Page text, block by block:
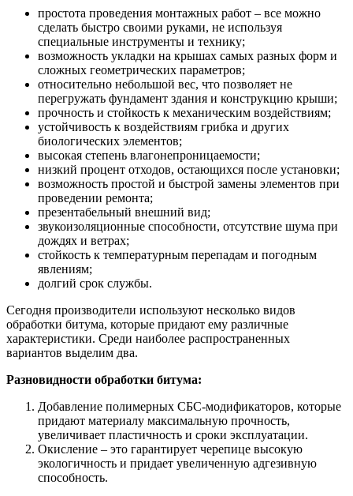
простота проведения монтажных работ – все можно
сделать быстро своими руками, не используя
специальные инструменты и технику;
возможность укладки на крышах самых разных форм и
сложных геометрических параметров;
относительно небольшой вес, что позволяет не
перегружать фундамент здания и конструкцию крыши;
прочность и стойкость к механическим воздействиям;
устойчивость к воздействиям грибка и других
биологических элементов;
высокая степень влагонепроницаемости;
низкий процент отходов, остающихся после установки;
возможность простой и быстрой замены элементов при
проведении ремонта;
презентабельный внешний вид;
звукоизоляционные способности, отсутствие шума при
дождях и ветрах;
стойкость к температурным перепадам и погодным
явлениям;
долгий срок службы.
Сегодня производители используют несколько видов
обработки битума, которые придают ему различные
характеристики. Среди наиболее распространенных
вариантов выделим два.
Разновидности обработки битума:
Добавление полимерных СБС-модификаторов, которые
придают материалу максимальную прочность,
увеличивает пластичность и сроки эксплуатации.
Окисление – это гарантирует черепице высокую
экологичность и придает увеличенную адгезивную
способность.